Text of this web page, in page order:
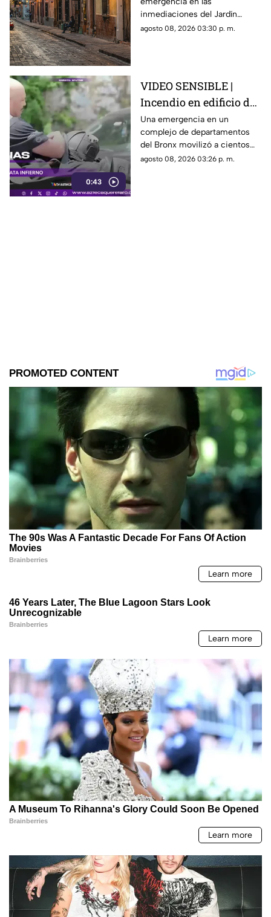
Histórico de Querétaro
inmediaciones del Jardín
Corregidora, pero los
agosto 08, 2026 03:30 p. m.
0:43
VIDEO SENSIBLE |
Incendio en edificio de
Nueva York deja un
mu3rto y 14 heridos
Una emergencia en un
complejo de departamentos
del Bronx movilizó a cientos
de bomberos y dejó víctimas
agosto 08, 2026 03:26 p. m.